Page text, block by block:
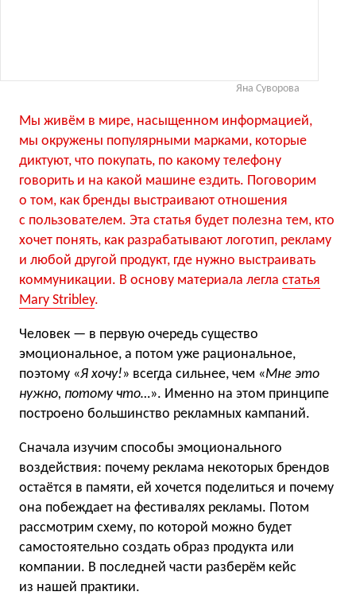
Яна Суворова
Мы живём в мире, насыщенном информацией,
мы окружены популярными марками, которые
диктуют, что покупать, по какому телефону
говорить и на какой машине ездить. Поговорим
о том, как бренды выстраивают отношения
с пользователем. Эта статья будет полезна тем, кто
хочет понять, как разрабатывают логотип, рекламу
и любой другой продукт, где нужно выстраивать
коммуникации. В основу материала легла статья
Mary Stribley.
Человек — в первую очередь существо
эмоциональное, а потом уже рациональное,
поэтому «Я хочу!» всегда сильнее, чем «Мне это
нужно, потому что…». Именно на этом принципе
построено большинство рекламных кампаний.
Сначала изучим способы эмоционального
воздействия: почему реклама некоторых брендов
остаётся в памяти, ей хочется поделиться и почему
она побеждает на фестивалях рекламы. Потом
рассмотрим схему, по которой можно будет
самостоятельно создать образ продукта или
компании. В последней части разберём кейс
из нашей практики.